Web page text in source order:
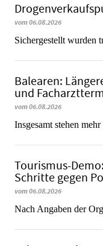
vom 06.08.2026
​​​​​​​Sichergestellt wurden
Balearen:
und
vom 06.08.2026
Insgesamt stehen
Tourismus-
Schritte gegen
vom 06.08.2026
Nach Angaben der